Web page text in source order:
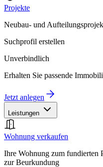
Projekte
Neubau- und
Suchprofil erstellen
Unverbindlich
Erhalten Sie passende
Jetzt anlegen
Leistungen
Wohnung verkaufen
Ihre Wohnung zum fundierten
zur Beurkundung